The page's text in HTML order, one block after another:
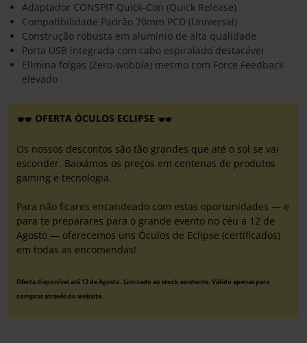
Adaptador CONSPIT Quick-Con (Quick Release)
Compatibilidade Padrão 70mm PCD (Universal)
Construção robusta em alumínio de alta qualidade
Porta USB integrada com cabo espiralado destacável
Elimina folgas (Zero-wobble) mesmo com Force Feedback
elevado
OFERTA ÓCULOS ECLIPSE
Os nossos descontos são tão grandes que até o sol se vai
esconder. Baixámos os preços em centenas de produtos
gaming e tecnologia.
Para não ficares encandeado com estas oportunidades — e
para te preparares para o grande evento no céu a 12 de
Agosto — oferecemos uns Óculos de Eclipse (certificados)
em todas as encomendas!
Oferta disponível até 12 de Agosto. Limitado ao stock existente. Válido apenas para
compras através do website.